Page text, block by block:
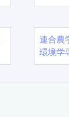
連合農
環境学